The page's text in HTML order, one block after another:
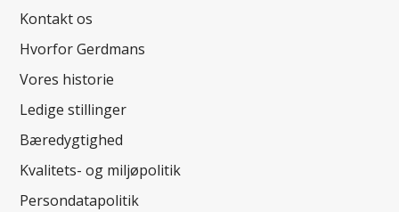
Kontakt os
Hvorfor Gerdmans
Vores historie
Ledige stillinger
Bæredygtighed
Kvalitets- og miljøpolitik
Persondatapolitik